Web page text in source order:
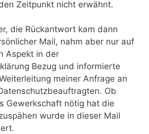
Zeitpunkt nicht erwähnt.
die Rückantwort kam dann
Mail, nahm aber nur auf
Aspekt in der
Bezug und informierte
meiner Anfrage an
Ob
Gewerkschaft nötig hat die
wurde in dieser Mail